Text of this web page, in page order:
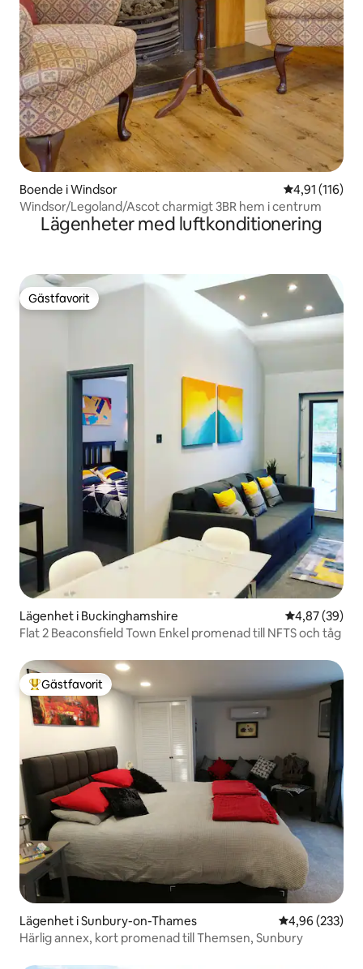
Boende i Windsor 4,91 av 5 i
4,91 (116)
Windsor/Legoland/Ascot charmigt 3BR hem i centrum
Lägenheter med luftkonditionering
Gästfavorit
Gästfavorit
Lägenhet i Buckinghamshire 4,87 av 5 i
4,87 (39)
Flat 2 Beaconsfield Town Enkel promenad till NFTS och tåg
Populär gästfavorit
Gästfavorit
Lägenhet i Sunbury-on-Thames 4,96 av 5 i
4,96 (233)
Härlig annex, kort promenad till Themsen, Sunbury